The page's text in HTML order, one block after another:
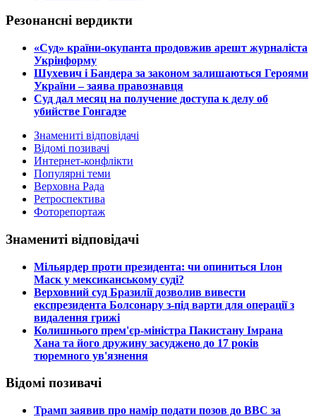
Резонансні вердикти
​«Суд» країни-окупанта продовжив арешт журналіста
Укрінформу
Шухевич і Бандера за законом залишаються Героями
України – заява правознавця
Суд дал месяц на получение доступа к делу об
убийстве Гонгадзе
Знамениті відповідачі
Відомі позивачі
Интернет-конфлікти
Популярні теми
Верховна Рада
Ретроспектива
Фоторепортаж
Знамениті відповідачі
​Мільярдер проти президента: чи опиниться Ілон
Маск у мексиканському суді?
​Верховний суд Бразилії дозволив вивести
експрезидента Болсонару з-під варти для операції з
видалення грижі
​Колишнього прем'єр-міністра Пакистану Імрана
Хана та його дружину засуджено до 17 років
тюремного ув'язнення
Відомі позивачі
​Трамп заявив про намір подати позов до ВВС за